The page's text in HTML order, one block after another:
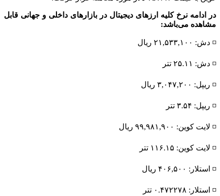
در ادامه نرخ کلیه ارز‌های دیجیتال در بازار‌های داخلی و جهانی قابل
مشاهده می‌باشد:
◽️ دش: ۲۱,۵۳۳,۱۰۰ ریال
◽️ دش: ۲۵.۱۱ تتر
◽️ ریپل: ۳,۰۴۷,۲۰۰ ریال
◽️ ریپل: ۳.۵۴ تتر
◽️ لایت کوین: ۹۹,۹۸۱,۹۰۰ ریال
◽️ لایت کوین: ۱۱۶.۱۵ تتر
◽️ استلار: ۴۰۶,۵۰۰ ریال
◽️ استلار: ۰.۴۷۲۲۷۸ تتر